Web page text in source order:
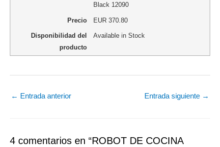
Black 12090
Precio EUR370.80
Disponibilidad del
producto
Available in Stock
← Entrada anterior Entrada siguiente →
4 comentarios en “ROBOT DE COCINA